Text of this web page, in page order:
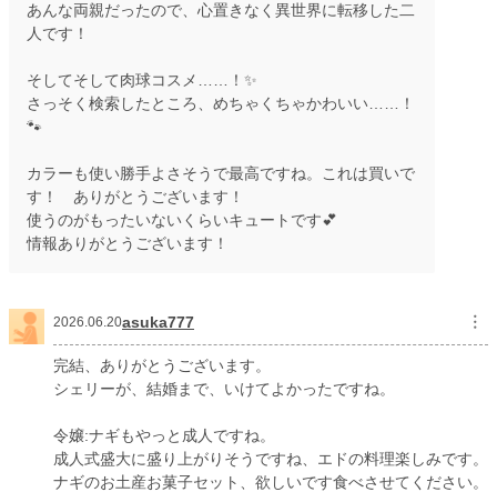
あんな両親だったので、心置きなく異世界に転移した二
人です！
そしてそして肉球コスメ……！✨
さっそく検索したところ、めちゃくちゃかわいい……！
🐾
カラーも使い勝手よさそうで最高ですね。これは買いで
す！ ありがとうございます！
使うのがもったいないくらいキュートです💕
情報ありがとうございます！
2026.06.20asuka777 ︙
完結、ありがとうございます。
シェリーが、結婚まで、いけてよかったですね。
令嬢:ナギもやっと成人ですね。
成人式盛大に盛り上がりそうですね、エドの料理楽しみです。
ナギのお土産お菓子セット、欲しいです食べさせてください。